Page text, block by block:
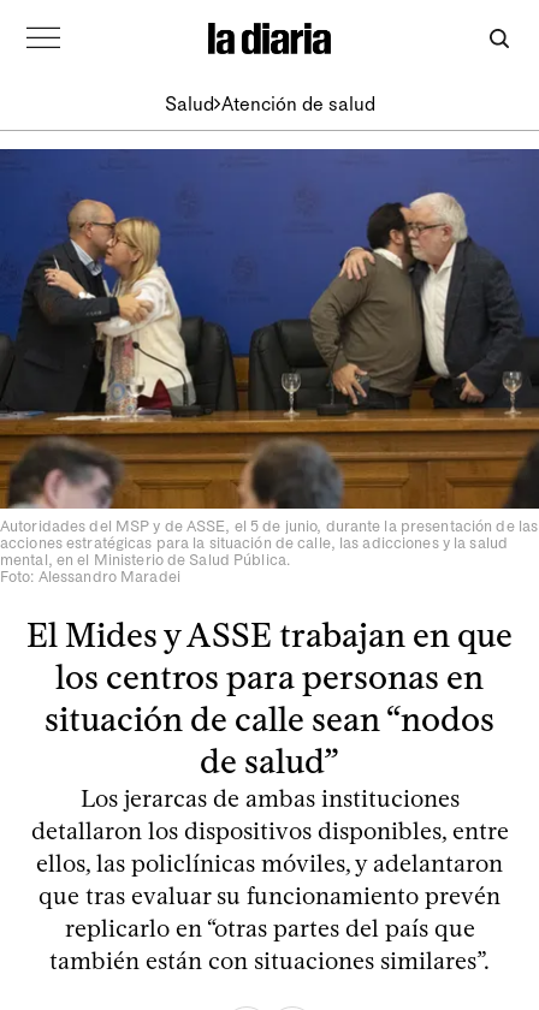
Salud Atención de salud
Autoridades del MSP y de ASSE, el 5 de junio, durante la presentación de las
acciones estratégicas para la situación de calle, las adicciones y la salud
mental, en el Ministerio de Salud Pública.
Foto: Alessandro Maradei
El Mides y ASSE trabajan en que
los centros para personas en
situación de calle sean “nodos
de salud”
Los jerarcas de ambas instituciones
detallaron los dispositivos disponibles, entre
ellos, las policlínicas móviles, y adelantaron
que tras evaluar su funcionamiento prevén
replicarlo en “otras partes del país que
también están con situaciones similares”.